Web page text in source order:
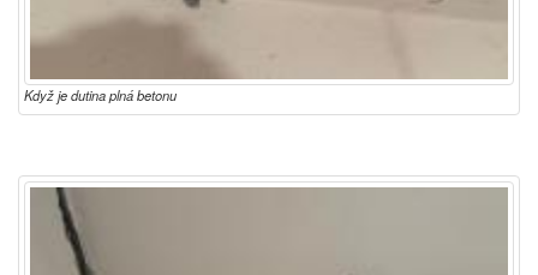
Když je dutina plná betonu